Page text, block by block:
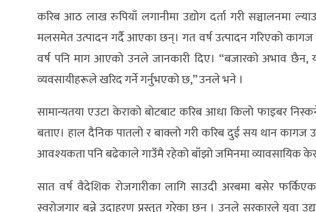
करिब आठ लाख रुपियाँ लगानीमा उद्योग दर्ता गरी सञ्चालनमा
मलसमेत उत्पादन गर्दै आएका छन्। गत वर्ष उत्पादन गरिएको कागज
वर्ष पनि माग आएको उनले जानकारी दिए। “बजारको अभाव छैन,
व्यवसायीहरूले खरिद गर्ने गर्नुभएको छ,” उनले भने ।
सामान्यतया एउटा केराको बोटबाट करिब आधा किलो फाइबर
बताए। हाल दैनिक पातलो र बाक्लो गरी करिब दुई सय थान
आवश्यकता पनि बढेकाले गाउँमै रहेको बाँझो जमिनमा व्यावसायिक
सात वर्ष वैदेशिक रोजगारीका लागि साउदी अरबमा बसेर
स्वरोजगार बन्ने उदाहरण प्रस्तुत गरेका छन । उनले सरकारले युवा